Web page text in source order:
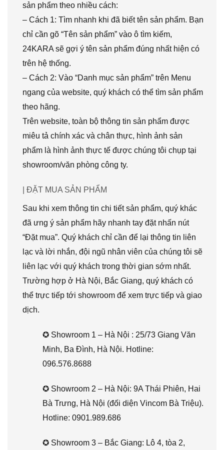
sản phẩm theo nhiều cách:
– Cách 1: Tìm nhanh khi đã biết tên sản phẩm. Bạn
chỉ cần gõ “Tên sản phẩm” vào ô tìm kiếm,
24KARA sẽ gợi ý tên sản phẩm đúng nhất hiện có
trên hệ thống.
– Cách 2: Vào “Danh mục sản phẩm” trên Menu
ngang của website, quý khách có thể tìm sản phẩm
theo hãng.
Trên website, toàn bộ thông tin sản phẩm được
miêu tả chính xác và chân thực, hình ảnh sản
phẩm là hình ảnh thực tế được chúng tôi chụp tại
showroom/văn phòng công ty.
| ĐẶT MUA SẢN PHẨM
Sau khi xem thông tin chi tiết sản phẩm, quý khác
đã ưng ý sản phẩm hãy nhanh tay đặt nhấn nút
“Đặt mua”. Quý khách chỉ cần để lại thông tin liên
lạc và lời nhắn, đội ngũ nhân viên của chúng tôi sẽ
liên lạc với quý khách trong thời gian sớm nhất.
Trường hợp ở Hà Nội, Bắc Giang, quý khách có
thể trực tiếp tới showroom để xem trực tiếp và giao
dịch.
✪ Showroom 1 – Hà Nội : 25/73 Giang Văn
Minh, Ba Đình, Hà Nội. Hotline:
096.576.8688
✪ Showroom 2 – Hà Nội: 9A Thái Phiên, Hai
Bà Trưng, Hà Nội (đối diện Vincom Bà Triệu).
Hotline: 0901.989.686
✪ Showroom 3 – Bắc Giang: Lô 4, tòa 2,